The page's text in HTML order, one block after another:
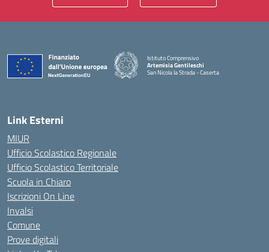
Istituto Comprensivo
Artemisia Gentileschi
San Nicola la Strada - Caserta
Link Esterni
MIUR
Ufficio Scolastico Regionale
Ufficio Scolastico Territoriale
Scuola in Chiaro
Iscrizioni On Line
Invalsi
Comune
Prove digitali